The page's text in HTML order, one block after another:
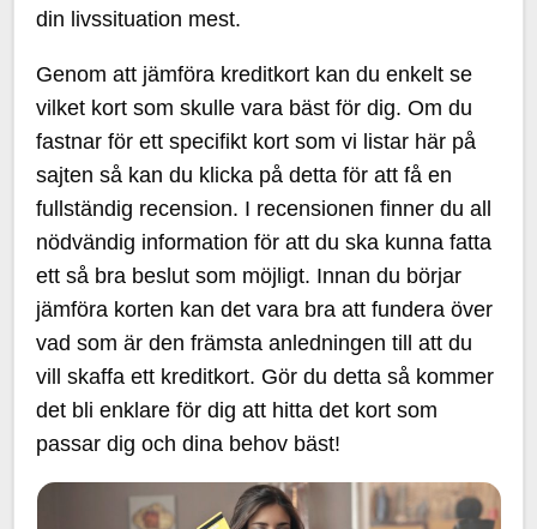
din livssituation mest.
Genom att jämföra kreditkort kan du enkelt se
vilket kort som skulle vara bäst för dig. Om du
fastnar för ett specifikt kort som vi listar här på
sajten så kan du klicka på detta för att få en
fullständig recension. I recensionen finner du all
nödvändig information för att du ska kunna fatta
ett så bra beslut som möjligt. Innan du börjar
jämföra korten kan det vara bra att fundera över
vad som är den främsta anledningen till att du
vill skaffa ett kreditkort. Gör du detta så kommer
det bli enklare för dig att hitta det kort som
passar dig och dina behov bäst!